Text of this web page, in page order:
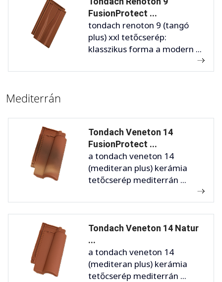
FusionProtect ...
tondach renoton 9 (tangó
plus) xxl tetőcserép:
klasszikus forma a modern ...
Mediterrán
Tondach Veneton 14
FusionProtect ...
a tondach veneton 14
(mediteran plus) kerámia
tetőcserép mediterrán ...
Tondach Veneton 14 Natur
...
a tondach veneton 14
(mediteran plus) kerámia
tetőcserép mediterrán ...